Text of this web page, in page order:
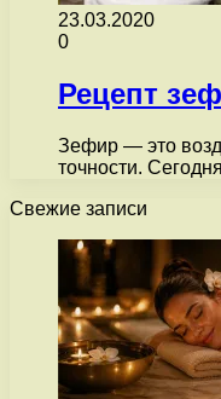
23.03.2020
0
Рецепт
Зефир — это
точности.
Свежие записи